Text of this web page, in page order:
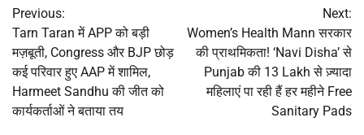
navigation
Previous:
Tarn Taran में APP को बड़ी
मज़बूती, Congress और BJP छोड़
कई परिवार हुए AAP में शामिल,
Harmeet Sandhu की जीत को
कार्यकर्ताओं ने बताया तय
Next:
Women’s Health Mann सरकार
की प्राथमिकता! ‘Navi Disha’ से
Punjab की 13 Lakh से ज़्यादा
महिलाएं पा रही हैं हर महीने Free
Sanitary Pads